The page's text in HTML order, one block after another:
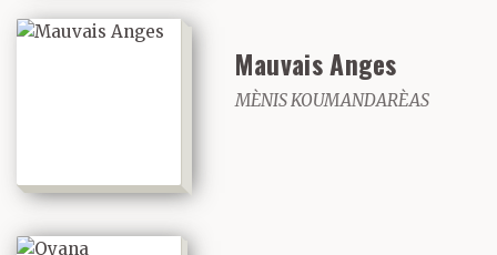
Mauvais Anges
MÈNIS KOUMANDARÈAS